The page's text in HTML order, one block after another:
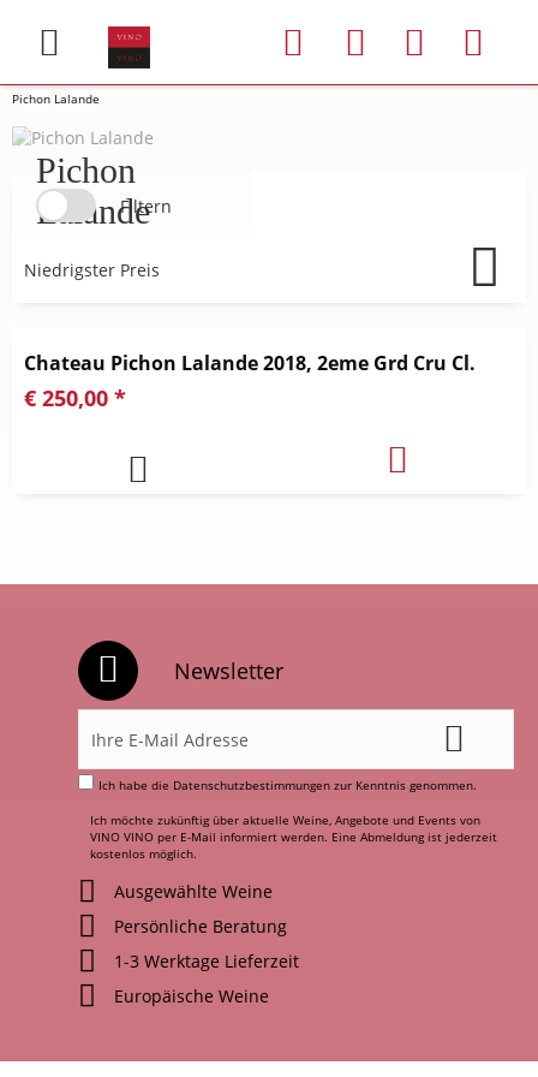
Pichon Lalande
Pichon
Lalande
Filtern
Chateau Pichon Lalande 2018, 2eme Grd Cru Cl.
€ 250,00 *
Newsletter
Ich habe die Datenschutzbestimmungen zur Kenntnis genommen.
Ich möchte zukünftig über aktuelle Weine, Angebote und Events von
VINO VINO per E-Mail informiert werden. Eine Abmeldung ist jederzeit
kostenlos möglich.
Ausgewählte Weine
Persönliche Beratung
1-3 Werktage Lieferzeit
Europäische Weine